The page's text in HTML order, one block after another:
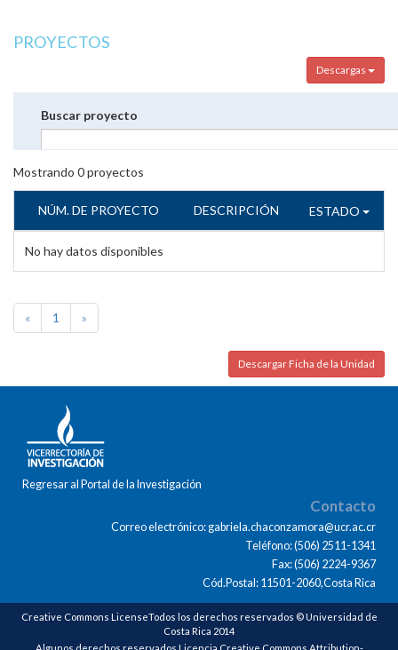
PROYECTOS
Descargas
Buscar proyecto
Mostrando 0proyectos
NÚM. DE PROYECTO DESCRIPCIÓN ESTADO
No hay datos disponibles
« 1 »
Descargar Ficha de la Unidad
Regresar al Portal de la Investigación
Contacto
Correo electrónico: gabriela.chaconzamora@ucr.ac.cr
Teléfono: (506) 2511-1341
Fax: (506) 2224-9367
Cód.Postal: 11501-2060,Costa Rica
Creative Commons LicenseTodos los derechos reservados © Universidad de
Costa Rica 2014